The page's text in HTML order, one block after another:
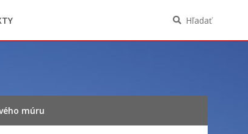
majetkových pomerov verejného funkcionára
Hľadať
múru